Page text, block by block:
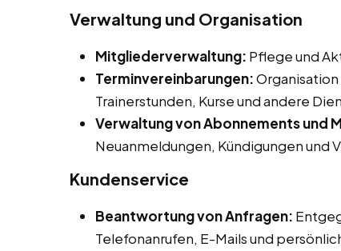
Verwaltung und Organisation
Mitgliederverwaltung: Pflege und
Terminvereinbarungen:
Trainerstunden, Kurse und andere
Verwaltung von Abonnements und
Neuanmeldungen, Kündigungen und
Kundenservice
Beantwortung von Anfragen:
Telefonanrufen, E-Mails und